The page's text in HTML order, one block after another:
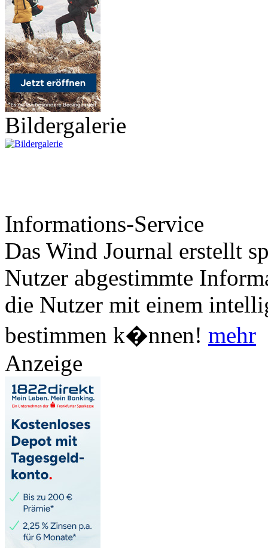
Bildergalerie
Informations-Service
Das Wind Journal erstellt
Nutzer abgestimmte
die Nutzer mit einem
bestimmen k�nnen! mehr
Anzeige